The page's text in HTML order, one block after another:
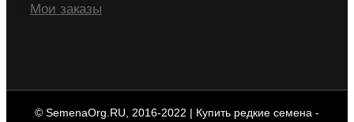
Мои заказы
© SemenaOrg.RU, 2016-2022 | Купить редкие семена -